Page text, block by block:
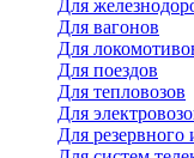
Для
Для вагонов
Для
Для поездов
Для тепловозов
Для
Для